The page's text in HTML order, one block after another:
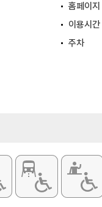
홈페이지
이용시간
주차